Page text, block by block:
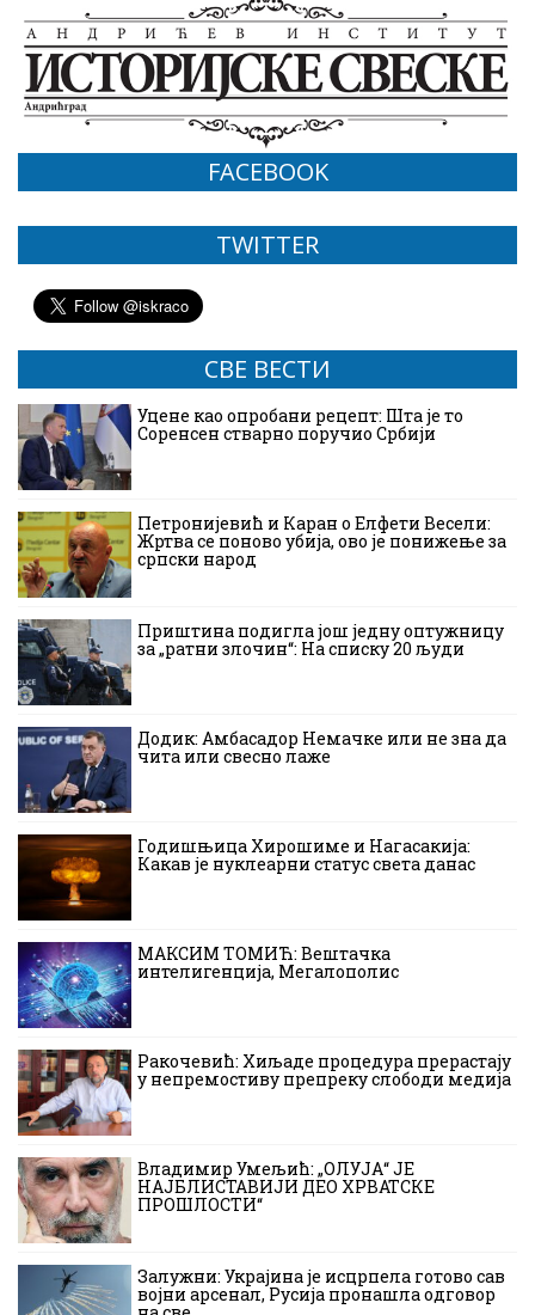
FACEBOOK
TWITTER
СВЕ ВЕСТИ
Уцене као опробани рецепт: Шта је то
Соренсен стварно поручио Србији
Петронијевић и Каран о Елфети Весели:
Жртва се поново убија, ово је понижење за
српски народ
Приштина подигла још једну оптужницу
за „ратни злочин“: На списку 20 људи
Додик: Амбасадор Немачке или не зна да
чита или свесно лаже
Годишњица Хирошиме и Нагасакија:
Какав је нуклеарни статус света данас
МАКСИМ ТОМИЋ: Вештачка
интелигенција, Мегалополис
Ракочевић: Хиљаде процедура прерастају
у непремостиву препреку слободи медија
Владимир Умељић: „ОЛУЈА“ ЈЕ
НАЈБЛИСТАВИЈИ ДЕО ХРВАТСКЕ
ПРОШЛОСТИ“
Залужни: Украјина је исцрпела готово сав
војни арсенал, Русија пронашла одговор